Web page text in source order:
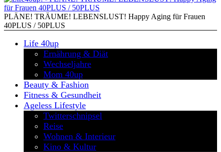
PLÄNE! TRÄUME! LEBENSLUST! Happy Aging für Frauen
40PLUS / 50PLUS
Life 40up
Ernährung & Diät
Wechseljahre
Mom 40up
Beauty & Fashion
Fitness & Gesundheit
Ageless Lifestyle
Twitterschnipsel
Reise
Wohnen & Interieur
Kino & Kultur